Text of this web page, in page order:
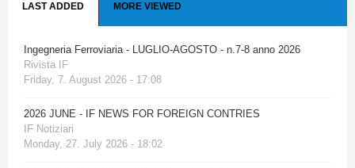
LAST ADDED MORE VIEWED
Ingegneria Ferroviaria - LUGLIO-AGOSTO - n.7-8 anno 2026
Rivista IF
Friday, 7. August 2026 - 17:08
2026 JUNE - IF NEWS FOR FOREIGN CONTRIES
IF Notiziari
Monday, 27. July 2026 - 18:02